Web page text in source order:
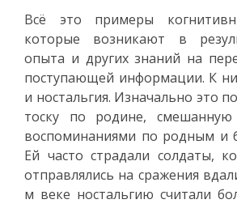
Всё это примеры
которые возникают в
опыта и других знаний на
поступающей информации. К
и ностальгия. Изначально это
тоску по родине,
воспоминаниями по родным и
Ей часто страдали солдаты,
отправлялись на сражения
м веке ностальгию считали